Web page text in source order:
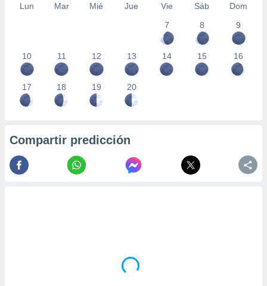
Lun Mar Mié Jue Vie Sáb
Dom
7
8 9
10 11 12 13 14 15 16
17 18 19 20
Compartir predicción